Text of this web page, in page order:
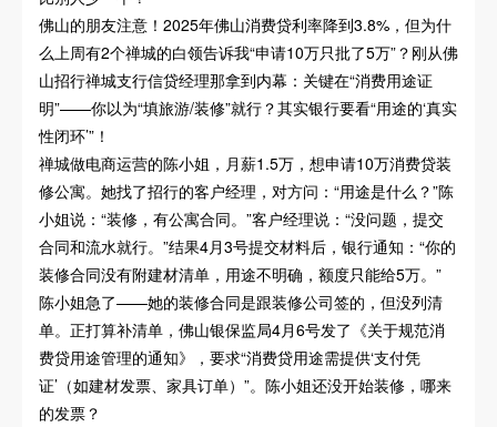
佛山的朋友注意！2025年佛山消费贷利率降到3.8%，但为什
么上周有2个禅城的白领告诉我“申请10万只批了5万”？刚从佛
山招行禅城支行信贷经理那拿到内幕：关键在“消费用途证
明”——你以为“填旅游/装修”就行？其实银行要看“用途的‘真实
性闭环’”！
禅城做电商运营的陈小姐，月薪1.5万，想申请10万消费贷装
修公寓。她找了招行的客户经理，对方问：“用途是什么？”陈
小姐说：“装修，有公寓合同。”客户经理说：“没问题，提交
合同和流水就行。”结果4月3号提交材料后，银行通知：“你的
装修合同没有附建材清单，用途不明确，额度只能给5万。”
陈小姐急了——她的装修合同是跟装修公司签的，但没列清
单。正打算补清单，佛山银保监局4月6号发了《关于规范消
费贷用途管理的通知》，要求“消费贷用途需提供‘支付凭
证’（如建材发票、家具订单）”。陈小姐还没开始装修，哪来
的发票？